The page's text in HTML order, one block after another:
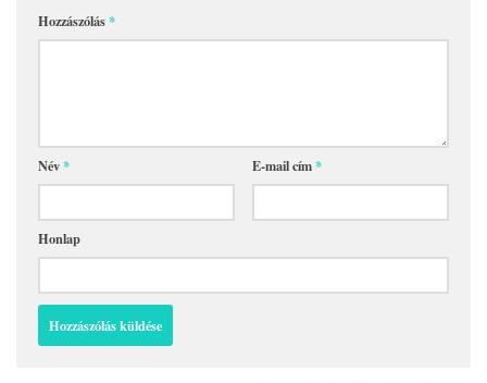
Hozzászólás*
Név* E-mail cím*
Honlap